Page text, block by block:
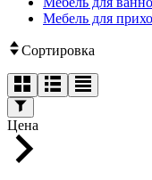
Мебель для
Сортировка
Цена